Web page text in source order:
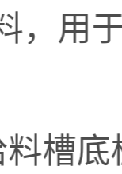
，用
槽底